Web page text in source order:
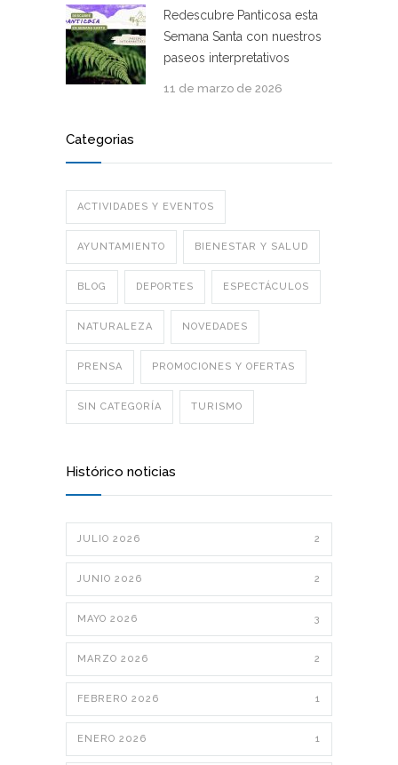
Redescubre Panticosa esta
Semana Santa con nuestros
paseos interpretativos
11 de marzo de 2026
Categorias
ACTIVIDADES Y EVENTOS
AYUNTAMIENTO BIENESTAR Y SALUD
BLOG DEPORTES ESPECTÁCULOS
NATURALEZA NOVEDADES
PRENSA PROMOCIONES Y OFERTAS
SIN CATEGORÍA TURISMO
Histórico noticias
JULIO 2026 2
JUNIO 2026 2
MAYO 2026 3
MARZO 2026 2
FEBRERO 2026 1
ENERO 2026 1